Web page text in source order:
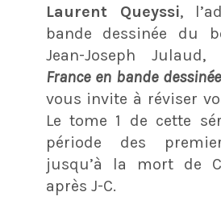
Laurent Queyssi,
bande dessinée du
Jean-Joseph Julaud,
France en bande
vous invite à réviser
Le tome 1 de cette
période des
jusqu’à la mort de
après J-C.